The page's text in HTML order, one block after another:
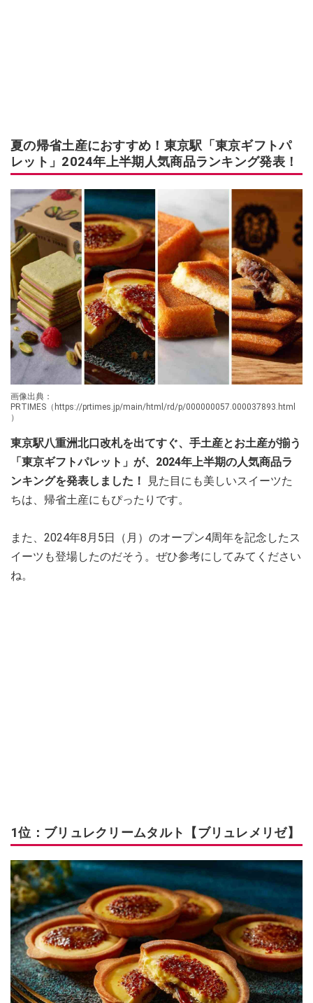
夏の帰省土産におすすめ！東京駅「東京ギフトパ
レット」2024年上半期人気商品ランキング発表！
画像出典：
PRTIMES（https://prtimes.jp/main/html/rd/p/000000057.000037893.html
）
東京駅八重洲北口改札を出てすぐ、手土産とお土産が揃う
「東京ギフトパレット」が、2024年上半期の人気商品ラ
ンキングを発表しました！
見た目にも美しいスイーツた
ちは、帰省土産にもぴったりです。
また、2024年8月5日（月）のオープン4周年を記念したス
イーツも登場したのだそう。ぜひ参考にしてみてください
ね。
1位：ブリュレクリームタルト【ブリュレメリゼ】